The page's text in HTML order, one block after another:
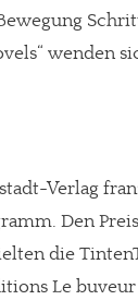
wenden
Verlag
Den
die
Le buveur